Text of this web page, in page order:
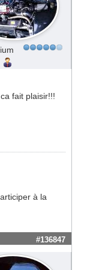
fait plaisir!!!
à la
#136847